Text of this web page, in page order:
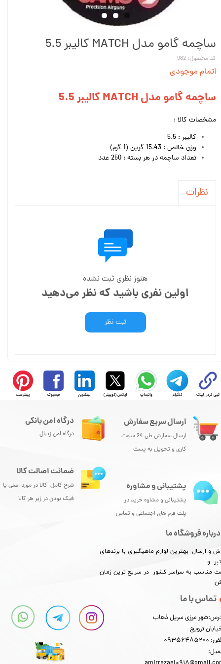
ساچمه گامو مدل MATCH کالیبر 5.5
کد محصول: 982
اتمام موجودی
ساچمه گامو مدل MATCH کالیبر 5.5
مشخصات کالا :
کالیبر : 5.5
وزن خالص : 15.43 گرین (1 گرم)
تعداد ساچمه در هر بسته : 250 عدد
نظرات
هنوز نظری ثبت نشده
اولین نفری باشید که نظر می‌دهید
ثبت نظر
کپی کردن لینک تلگرام واتساپ ایکس (توییتر) لینکدین فیسبوک پینترست
ارسال سریع سفارش
ارسال سفارش طی 24 ساعت
کاری و تحویل به پست
درباره فروشگاه ما
و ارسال بهترین لوازم ماهیگیری با برندهای
و
مناسب به سراسر کشور در سریع ترین زمان
تماس با ما
مرزی سرپل ذهاب
ترویج
درگاه امن بانکی
درگاه امن زیبال
پشتیبانی و مشاوره
پشتیبانی و مشاوه خرید در
پلت فرم های اجتماعی و تماس
ضمانت اصالت کالا
شرح کامل کالا در مورد اصلی یا
فیک بودن در زیر هر کالا